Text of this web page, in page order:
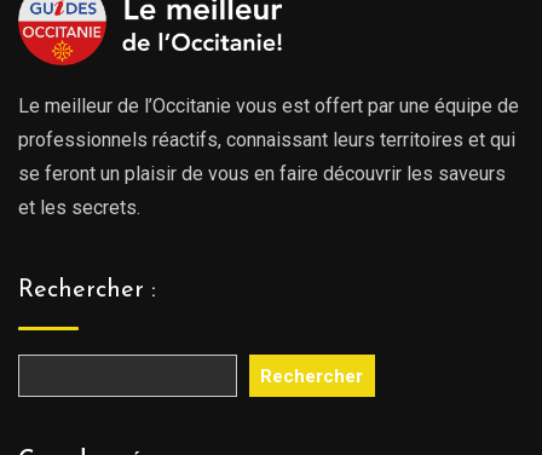
Le meilleur de l’Occitanie vous est offert par une équipe de
professionnels réactifs, connaissant leurs territoires et qui
se feront un plaisir de vous en faire découvrir les saveurs
et les secrets.
Rechercher :
Rechercher